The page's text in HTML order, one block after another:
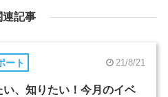
連記事
ート 21/8/21
い、知りたい！今月のイベ